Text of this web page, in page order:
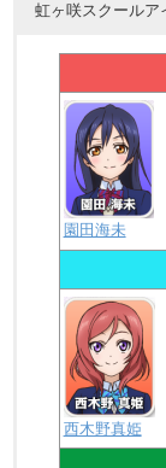
虹ヶ咲スクールア
園田海未
西木野真姫